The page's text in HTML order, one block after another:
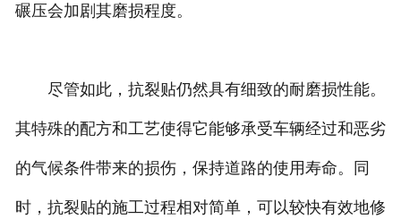
碾压会加剧其磨损程度。
尽管如此，抗裂贴仍然具有细致的耐磨损性能。
其特殊的配方和工艺使得它能够承受车辆经过和恶劣
的气候条件带来的损伤，保持道路的使用寿命。同
时，抗裂贴的施工过程相对简单，可以较快有效地修